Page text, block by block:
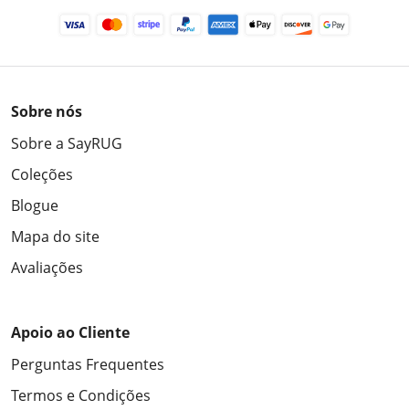
Sobre nós
Sobre a SayRUG
Coleções
Blogue
Mapa do site
Avaliações
Apoio ao Cliente
Perguntas Frequentes
Termos e Condições